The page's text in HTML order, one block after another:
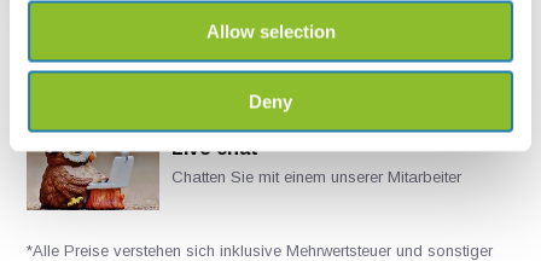
Allow selection
Deny
Live chat
Chatten Sie mit einem unserer Mitarbeiter
*Alle Preise verstehen sich inklusive Mehrwertsteuer und sonstiger